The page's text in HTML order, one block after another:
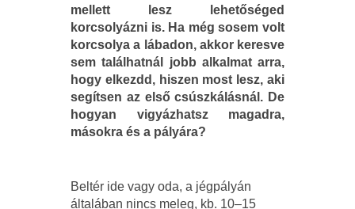
mellett lesz lehetőséged
korcsolyázni is. Ha még sosem volt
korcsolya a lábadon, akkor keresve
sem találhatnál jobb alkalmat arra,
hogy elkezdd, hiszen most lesz, aki
segítsen az első csúszkálásnál. De
hogyan vigyázhatsz magadra,
másokra és a pályára?
Beltér ide vagy oda, a jégpályán
általában nincs meleg, kb. 10–15